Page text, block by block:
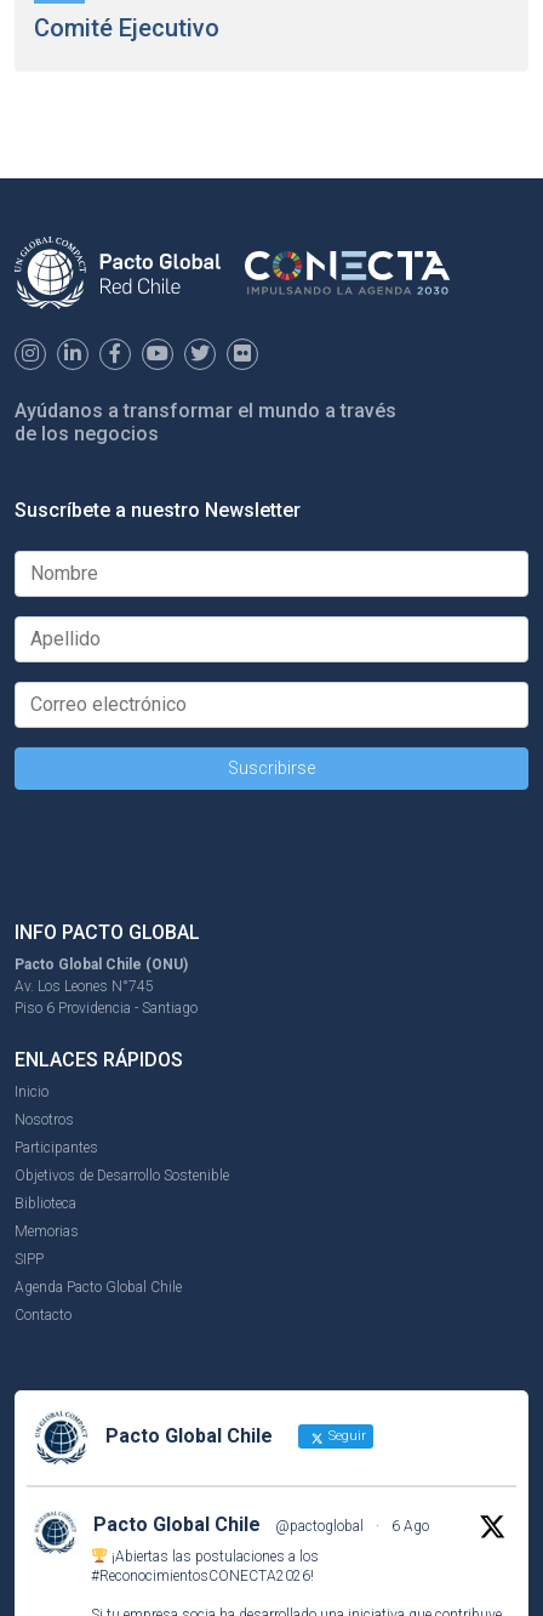
Comité Ejecutivo
Ayúdanos a transformar el mundo a través
de los negocios
Suscríbete a nuestro Newsletter
INFO PACTO GLOBAL
Pacto Global Chile (ONU)
Av. Los Leones N°745
Piso 6 Providencia - Santiago
ENLACES RÁPIDOS
Inicio
Nosotros
Participantes
Objetivos de Desarrollo Sostenible
Biblioteca
Memorias
SIPP
Agenda Pacto Global Chile
Contacto
Pacto Global Chile Seguir
Pacto Global Chile @pactoglobal ·
6 Ago
¡Abiertas las postulaciones a los
#ReconocimientosCONECTA2026!